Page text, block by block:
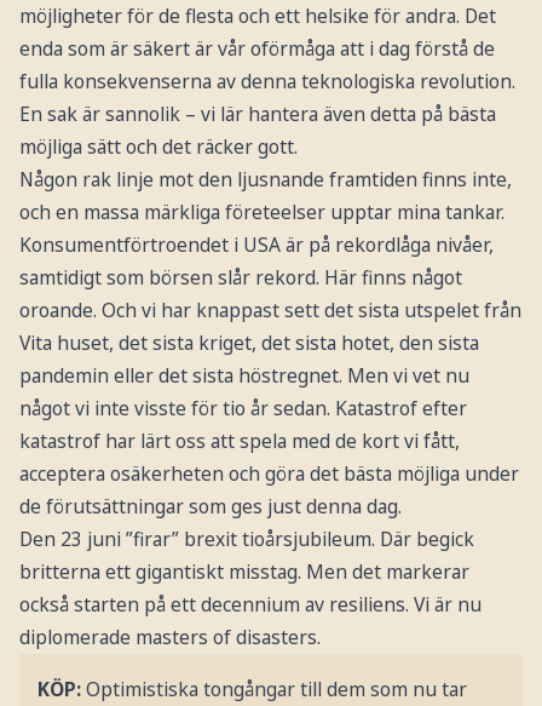
möjligheter för de flesta och ett helsike för andra. Det
enda som är säkert är vår oförmåga att i dag förstå de
fulla konsekvenserna av denna teknologiska revolution.
En sak är sannolik – vi lär hantera även detta på bästa
möjliga sätt och det räcker gott.
Någon rak linje mot den ljusnande framtiden finns inte,
och en massa märkliga företeelser upptar mina tankar.
Konsumentförtroendet i USA är på rekordlåga nivåer,
samtidigt som börsen slår rekord. Här finns något
oroande. Och vi har knappast sett det sista utspelet från
Vita huset, det sista kriget, det sista hotet, den sista
pandemin eller det sista höstregnet. Men vi vet nu
något vi inte visste för tio år sedan. Kata­strof efter
katastrof har lärt oss att spela med de kort vi fått,
acceptera osäkerheten och göra det bästa möjliga under
de förutsättningar som ges just denna dag.
Den 23 juni ”firar” brexit tioårsjubileum. Där begick
britterna ett gigantiskt misstag. Men det markerar
också starten på ett decennium av resiliens. Vi är nu
diplomerade masters of disasters.
KÖP:Optimistiska tongångar till dem som nu tar